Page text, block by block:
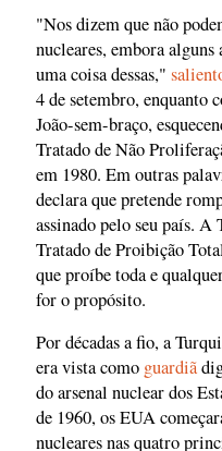
"Nos dizem que não
nucleares, embora
uma coisa dessas,"
4 de setembro, enquanto
João-sem-braço,
Tratado de Não
em 1980. Em outras
declara que pretende
assinado pelo seu país.
Tratado de Proibição
que proíbe toda e
for o propósito.
Por décadas a fio, a
era vista como guardiã
do arsenal nuclear dos
de 1960, os EUA
nucleares nas quatro